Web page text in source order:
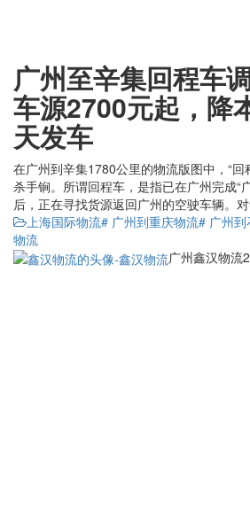
广州至辛集回程车
车源2700元起，降
天发车
在广州到辛集1780公里的物流版图中，“回
杀手锏。所谓回程车，是指已在广州完成“
后，正在寻找货源返回广州的空驶车辆。
上海国际物流# 广州到重庆物流# 广州
物流
广州鑫汉物流